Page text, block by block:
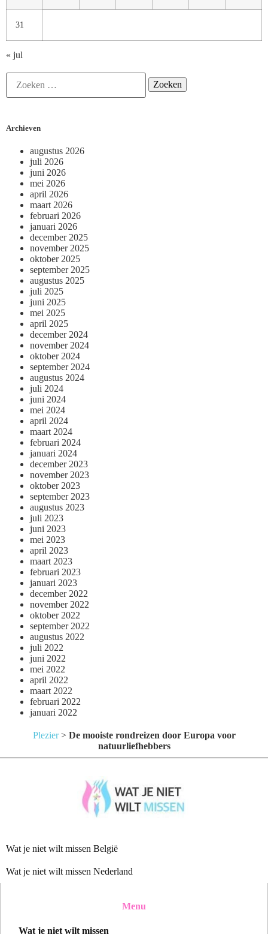
31
« jul
Archieven
augustus 2026
juli 2026
juni 2026
mei 2026
april 2026
maart 2026
februari 2026
januari 2026
december 2025
november 2025
oktober 2025
september 2025
augustus 2025
juli 2025
juni 2025
mei 2025
april 2025
december 2024
november 2024
oktober 2024
september 2024
augustus 2024
juli 2024
juni 2024
mei 2024
april 2024
maart 2024
februari 2024
januari 2024
december 2023
november 2023
oktober 2023
september 2023
augustus 2023
juli 2023
juni 2023
mei 2023
april 2023
maart 2023
februari 2023
januari 2023
december 2022
november 2022
oktober 2022
september 2022
augustus 2022
juli 2022
juni 2022
mei 2022
april 2022
maart 2022
februari 2022
januari 2022
Plezier> De mooiste rondreizen door Europa voor
natuurliefhebbers
Wat je niet wilt missen België
Wat je niet wilt missen Nederland
Menu
Wat je niet wilt missen